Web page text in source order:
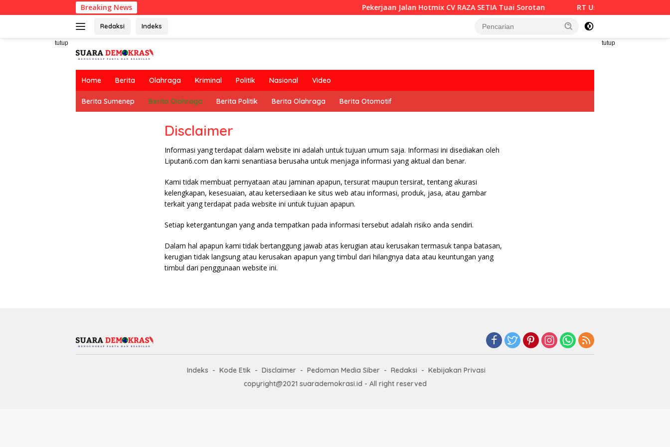
ke
Breaking News Pekerjaan Jalan Hotmix CV RAZA SETIA Tuai Sorotan RT Usulkan Lomba
Redaksi Indeks
tutup tutup
Home Berita Olahraga Kriminal Politik Nasional Video
Berita Sumenep Berita Olahraga Berita Politik Berita Olahraga Berita Otomotif
Disclaimer
Informasi yang terdapat dalam website ini adalah untuk tujuan umum saja. Informasi ini disediakan oleh
Liputan6.com dan kami senantiasa berusaha untuk menjaga informasi yang aktual dan benar.
Kami tidak membuat pernyataan atau jaminan apapun, tersurat maupun tersirat, tentang akurasi
kelengkapan, kesesuaian, atau ketersediaan ke situs web atau informasi, produk, jasa, atau gambar
terkait yang terdapat pada website ini untuk tujuan apapun.
Setiap ketergantungan yang anda tempatkan pada informasi tersebut adalah risiko anda sendiri.
Dalam hal apapun kami tidak bertanggung jawab atas kerugian atau kerusakan termasuk tanpa batasan,
kerugian tidak langsung atau kerusakan apapun yang timbul dari hilangnya data atau keuntungan yang
timbul dari penggunaan website ini.
Indeks Kode Etik Disclaimer Pedoman Media Siber Redaksi
Kebijakan Privasi
copyright@2021 suarademokrasi.id - All right reserved